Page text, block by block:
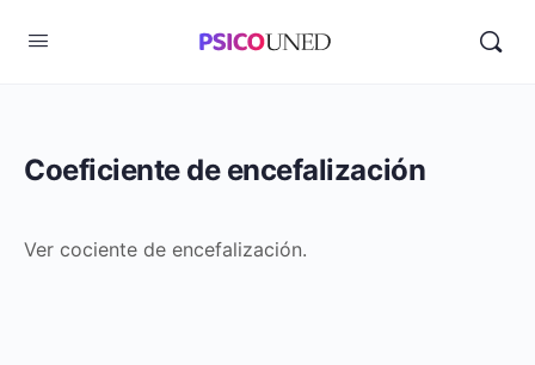
Coeficiente de encefalización
Ver cociente de encefalización.